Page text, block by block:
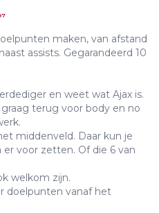
maken, van afstand
assists. Gegarandeerd 10
en weet wat Ajax is.
terug voor body en no
middenveld. Daar kun je
voor zetten. Of die 6 van
welkom zijn.
doelpunten vanaf het